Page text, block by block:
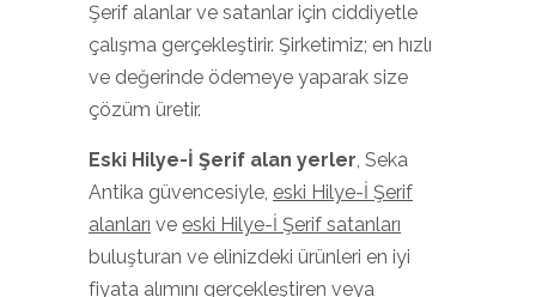
Şerif alanlar ve satanlar için ciddiyetle
çalışma gerçekleştirir. Şirketimiz; en hızlı
ve değerinde ödemeye yaparak size
çözüm üretir.
Eski Hilye-İ Şerif alan yerler, Seka
Antika güvencesiyle, eski Hilye-İ Şerif
alanları ve eski Hilye-İ Şerif satanları
buluşturan ve elinizdeki ürünleri en iyi
fiyata alımını gerçekleştiren veya